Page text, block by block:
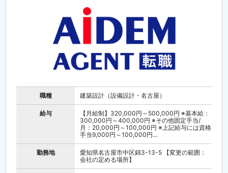
職種 建築設計（設備設計・名古屋）
給与
【月給制】320,000円～500,000円 ※基本給：
300,000円～400,000円 ※その他固定手当/
月：20,000円～100,000円 ※上記給与には資格
手当9,000円～100,000円...
勤務地
愛知県名古屋市中区錦3-13-5 【変更の範囲：
会社の定める場所】